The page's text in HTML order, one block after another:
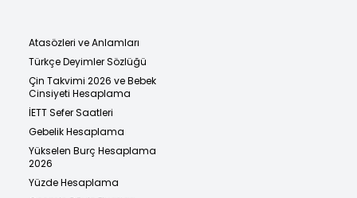
Atasözleri ve Anlamları
Türkçe Deyimler Sözlüğü
Çin Takvimi 2026 ve Bebek
Cinsiyeti Hesaplama
İETT Sefer Saatleri
Gebelik Hesaplama
Yükselen Burç Hesaplama
2026
Yüzde Hesaplama